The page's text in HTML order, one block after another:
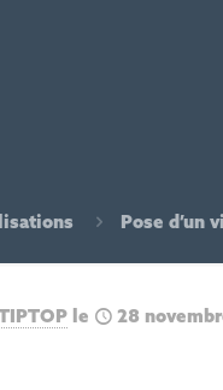
Pose d’un
le 28